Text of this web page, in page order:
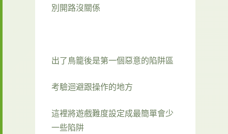
別開路沒關係
出了鳥籠後是第一個惡意的陷阱區
考驗迴避跟操作的地方
這裡將遊戲難度設定成最簡單會少
一些陷阱